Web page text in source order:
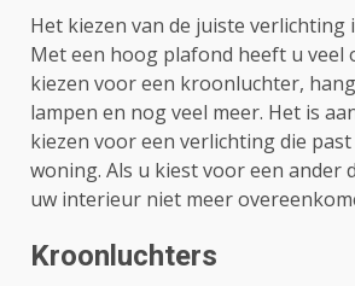
Het kiezen van de juiste verlichting
Met een hoog plafond heeft u veel
kiezen voor een kroonluchter,
lampen en nog veel meer. Het is
kiezen voor een verlichting die
woning. Als u kiest voor een ander
uw interieur niet meer
Kroonluchters